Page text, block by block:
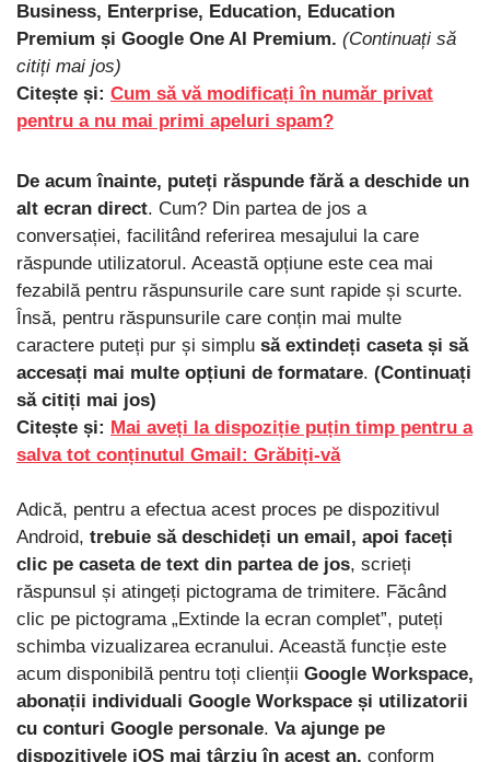
Business, Enterprise, Education, Education
Premium și Google One AI Premium. (Continuați să
citiți mai jos)
Citește și: Cum să vă modificați în număr privat
pentru a nu mai primi apeluri spam?
De acum înainte, puteți răspunde fără a deschide un
alt ecran direct. Cum? Din partea de jos a
conversației, facilitând referirea mesajului la care
răspunde utilizatorul. Această opțiune este cea mai
fezabilă pentru răspunsurile care sunt rapide și scurte.
Însă, pentru răspunsurile care conțin mai multe
caractere puteți pur și simplu să extindeți caseta și să
accesați mai multe opțiuni de formatare. (Continuați
să citiți mai jos)
Citește și: Mai aveți la dispoziție puțin timp pentru a
salva tot conținutul Gmail: Grăbiți-vă
Adică, pentru a efectua acest proces pe dispozitivul
Android, trebuie să deschideți un email, apoi faceți
clic pe caseta de text din partea de jos, scrieți
răspunsul și atingeți pictograma de trimitere. Făcând
clic pe pictograma „Extinde la ecran complet”, puteți
schimba vizualizarea ecranului. Această funcție este
acum disponibilă pentru toți clienții Google Workspace,
abonații individuali Google Workspace și utilizatorii
cu conturi Google personale. Va ajunge pe
dispozitivele iOS mai târziu în acest an, conform